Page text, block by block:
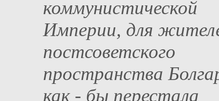
коммунистической
Империи, для
постсоветского
пространства
как - бы перестала